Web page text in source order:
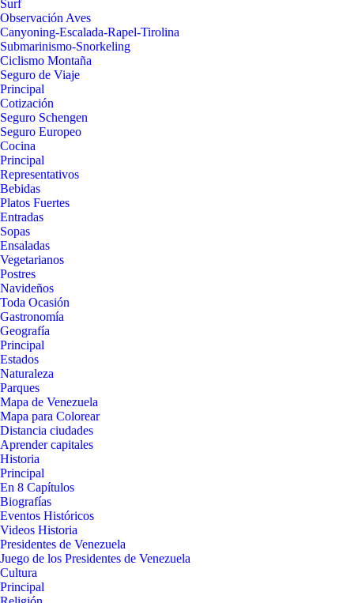
Surf
Observación Aves
Canyoning-Escalada-Rapel-Tirolina
Submarinismo-Snorkeling
Ciclismo Montaña
Seguro de Viaje
Principal
Cotización
Seguro Schengen
Seguro Europeo
Cocina
Principal
Representativos
Bebidas
Platos Fuertes
Entradas
Sopas
Ensaladas
Vegetarianos
Postres
Navideños
Toda Ocasión
Gastronomía
Geografía
Principal
Estados
Naturaleza
Parques
Mapa de Venezuela
Mapa para Colorear
Distancia ciudades
Aprender capitales
Historia
Principal
En 8 Capítulos
Biografías
Eventos Históricos
Videos Historia
Presidentes de Venezuela
Juego de los Presidentes de Venezuela
Cultura
Principal